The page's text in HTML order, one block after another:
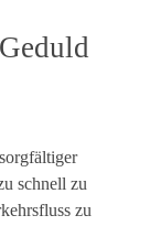
schnell zu
zu